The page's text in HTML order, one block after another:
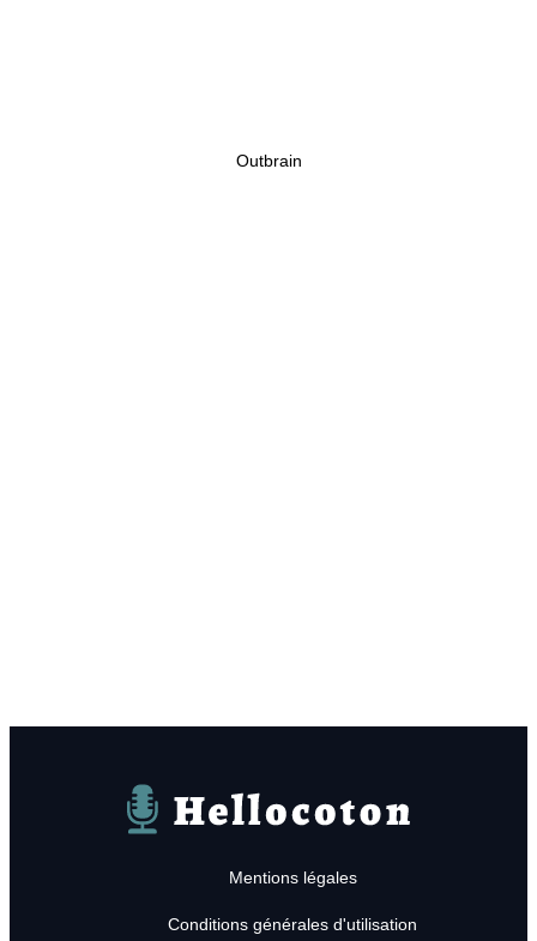
Outbrain
Hellocoton
Mentions légales
Conditions générales d'utilisation